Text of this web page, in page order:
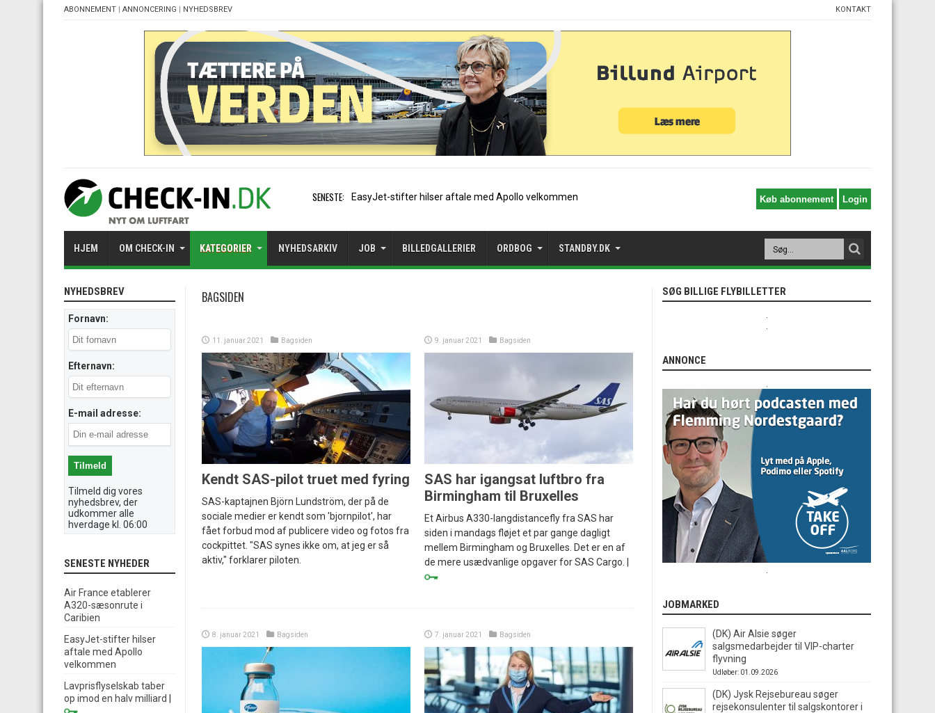
ABONNEMENT | ANNONCERING | NYHEDSBREV KONTAKT
SENESTE: Air France etablerer A320-sæsonrute
HJEM OM CHECK-IN KATEGORIER NYHEDSARKIV JOB BILLEDGALLERIER ORDBOG STANDBY.DK
BAGSIDEN
11. januar 2021 Bagsiden
Kendt SAS-pilot truet med fyring
SAS-kaptajnen Björn Lundström, der på de
sociale medier er kendt som 'bjornpilot', har
fået forbud mod af publicere video og fotos fra
cockpittet. "SAS synes ikke om, at jeg er så
aktiv," forklarer piloten.
9. januar 2021 Bagsiden
SAS har igangsat luftbro fra
Birmingham til Bruxelles
Et Airbus A330-langdistancefly fra SAS har
siden i mandags fløjet et par gange dagligt
mellem Birmingham og Bruxelles. Det er en af
de mere usædvanlige opgaver for SAS Cargo. |
8. januar 2021 Bagsiden 7. januar 2021 Bagsiden
NYHEDSBREV
Fornavn:
Efternavn:
E-mail adresse:
Tilmeld dig vores
nyhedsbrev, der
udkommer alle
hverdage kl. 06:00
SENESTE NYHEDER
Air France etablerer
A320-sæsonrute i
Caribien
EasyJet-stifter hilser
aftale med Apollo
velkommen
Lavprisflyselskab taber
op imod en halv milliard
SØG BILLIGE FLYBILLETTER
ANNONCE
JOBMARKED
(DK) Air Alsie søger
salgsmedarbejder til VIP-charter
flyvning
Udløber: 01.09.2026
(DK) Jysk Rejsebureau søger
rejsekonsulenter til salgskontorer i